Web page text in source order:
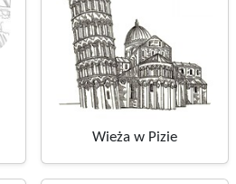
Wieża w Pizie